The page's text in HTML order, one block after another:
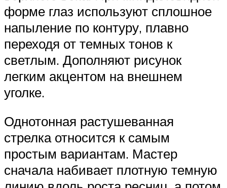
форме глаз используют сплошное
напыление по контуру, плавно
переходя от темных тонов к
светлым. Дополняют рисунок
легким акцентом на внешнем
уголке.
Однотонная растушеванная
стрелка относится к самым
простым вариантам. Мастер
сначала набивает плотную темную